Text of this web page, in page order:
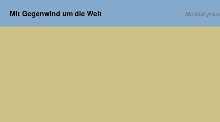
Mit Gegenwind um die Welt Mit Stolz